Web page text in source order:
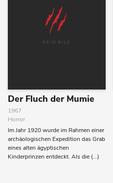
Der Fluch der Mumie
1967
Horror
Im Jahr 1920 wurde im Rahmen einer
archäologischen Expedition das Grab
eines alten ägyptischen
Kinderprinzen entdeckt. Als die (...)